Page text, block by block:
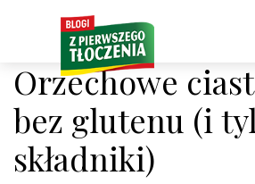
Orzechowe
bez glutenu (i
składniki)